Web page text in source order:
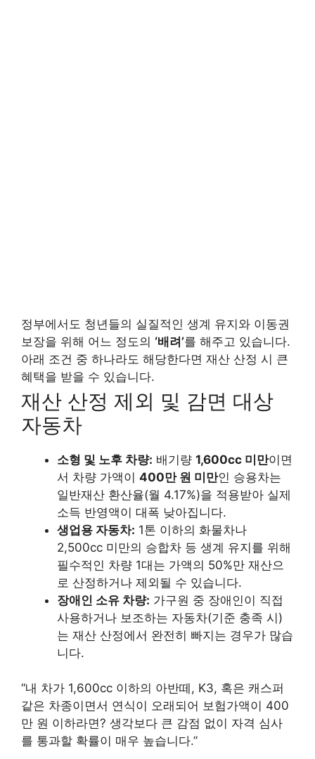
정부에서도 청년들의 실질적인 생계 유지와 이동권
보장을 위해 어느 정도의 ‘배려’를 해주고 있습니다.
아래 조건 중 하나라도 해당한다면 재산 산정 시 큰
혜택을 받을 수 있습니다.
재산 산정 제외 및 감면 대상
자동차
소형 및 노후 차량: 배기량 1,600cc 미만이면
서 차량 가액이 400만 원 미만인 승용차는
일반재산 환산율(월 4.17%)을 적용받아 실제
소득 반영액이 대폭 낮아집니다.
생업용 자동차: 1톤 이하의 화물차나
2,500cc 미만의 승합차 등 생계 유지를 위해
필수적인 차량 1대는 가액의 50%만 재산으
로 산정하거나 제외될 수 있습니다.
장애인 소유 차량: 가구원 중 장애인이 직접
사용하거나 보조하는 자동차(기준 충족 시)
는 재산 산정에서 완전히 빠지는 경우가 많습
니다.
“내 차가 1,600cc 이하의 아반떼, K3, 혹은 캐스퍼
같은 차종이면서 연식이 오래되어 보험가액이 400
만 원 이하라면? 생각보다 큰 감점 없이 자격 심사
를 통과할 확률이 매우 높습니다.”